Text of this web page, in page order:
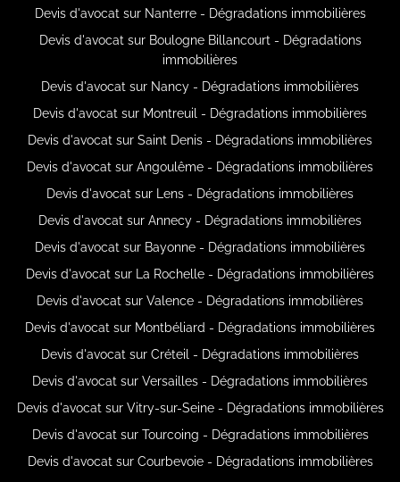
Devis d'avocat sur Nanterre - Dégradations immobilières
Devis d'avocat sur Boulogne Billancourt - Dégradations
immobilières
Devis d'avocat sur Nancy - Dégradations immobilières
Devis d'avocat sur Montreuil - Dégradations immobilières
Devis d'avocat sur Saint Denis - Dégradations immobilières
Devis d'avocat sur Angoulême - Dégradations immobilières
Devis d'avocat sur Lens - Dégradations immobilières
Devis d'avocat sur Annecy - Dégradations immobilières
Devis d'avocat sur Bayonne - Dégradations immobilières
Devis d'avocat sur La Rochelle - Dégradations immobilières
Devis d'avocat sur Valence - Dégradations immobilières
Devis d'avocat sur Montbéliard - Dégradations immobilières
Devis d'avocat sur Créteil - Dégradations immobilières
Devis d'avocat sur Versailles - Dégradations immobilières
Devis d'avocat sur Vitry-sur-Seine - Dégradations immobilières
Devis d'avocat sur Tourcoing - Dégradations immobilières
Devis d'avocat sur Courbevoie - Dégradations immobilières